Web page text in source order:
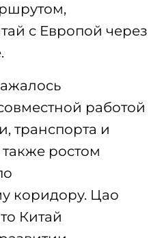
с Европой через
работой
транспорта и
ростом
коридору. Цао
Китай